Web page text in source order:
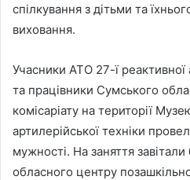
спілкування з дітьми та
виховання.
Учасники АТО 27-ї реактивної
та працівники Сумського
комісаріату на території
артилерійської техніки
мужності. На заняття
обласного центру